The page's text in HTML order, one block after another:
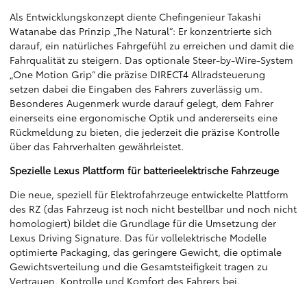
Als Entwicklungskonzept diente Chefingenieur Takashi
Watanabe das Prinzip „The Natural“: Er konzentrierte sich
darauf, ein natürliches Fahrgefühl zu erreichen und damit die
Fahrqualität zu steigern. Das optionale Steer-by-Wire-System
„One Motion Grip“ die präzise DIRECT4 Allradsteuerung
setzen dabei die Eingaben des Fahrers zuverlässig um.
Besonderes Augenmerk wurde darauf gelegt, dem Fahrer
einerseits eine ergonomische Optik und andererseits eine
Rückmeldung zu bieten, die jederzeit die präzise Kontrolle
über das Fahrverhalten gewährleistet.
Spezielle Lexus Plattform für batterieelektrische Fahrzeuge
Die neue, speziell für Elektrofahrzeuge entwickelte Plattform
des RZ (das Fahrzeug ist noch nicht bestellbar und noch nicht
homologiert) bildet die Grundlage für die Umsetzung der
Lexus Driving Signature. Das für vollelektrische Modelle
optimierte Packaging, das geringere Gewicht, die optimale
Gewichtsverteilung und die Gesamtsteifigkeit tragen zu
Vertrauen, Kontrolle und Komfort des Fahrers bei.